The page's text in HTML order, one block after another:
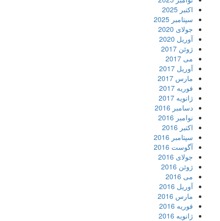
اکتبر 2025
سپتامبر 2025
جولای 2020
آوریل 2020
ژوئن 2017
می 2017
آوریل 2017
مارس 2017
فوریه 2017
ژانویه 2017
دسامبر 2016
نوامبر 2016
اکتبر 2016
سپتامبر 2016
آگوست 2016
جولای 2016
ژوئن 2016
می 2016
آوریل 2016
مارس 2016
فوریه 2016
ژانویه 2016